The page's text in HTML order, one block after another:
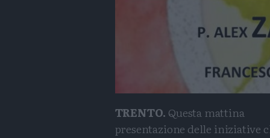
TRENTO. Questa mattina
presentazione delle iniziative